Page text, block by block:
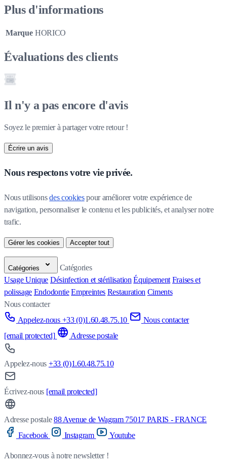
Plus d'informations
Marque HORICO
Évaluations des clients
Il n'y a pas encore d'avis
Soyez le premier à partager votre retour !
Écrire un avis
Nous respectons votre vie privée.
Nous utilisons des cookies pour améliorer votre expérience de
navigation, personnaliser le contenu et les publicités, et analyser notre
trafic.
Gérer les cookies Accepter tout
Catégories
Catégories
Usage Unique Désinfection et stérilisation Équipement Fraises et
polissage Endodontie Empreintes Restauration Ciments
Nous contacter
Appelez-nous +33 (0)1.60.48.75.10
Nous contacter
[email protected]
Adresse postale
Appelez-nous +33 (0)1.60.48.75.10
Écrivez-nous [email protected]
Adresse postale 88 Avenue de Wagram 75017 PARIS - FRANCE
Facebook
Instagram Youtube
Abonnez-vous à notre newsletter !